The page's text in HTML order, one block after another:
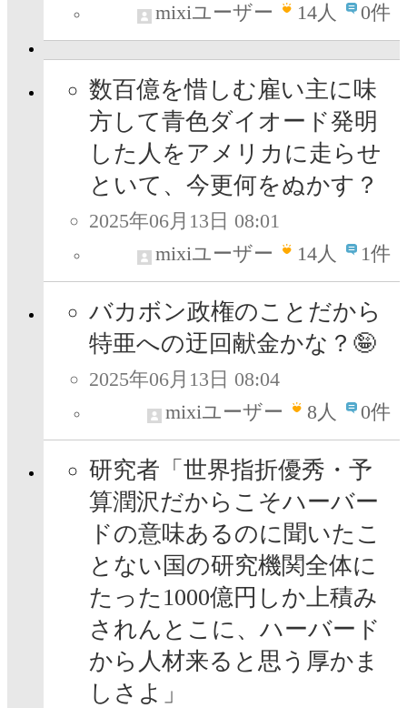
mixiユーザー
14人 0件
数百億を惜しむ雇い主に味
方して青色ダイオード発明
した人をアメリカに走らせ
といて、今更何をぬかす？
2025年06月13日 08:01
mixiユーザー
14人 1件
バカボン政権のことだから
特亜への迂回献金かな？🤪
2025年06月13日 08:04
mixiユーザー
8人 0件
研究者「世界指折優秀・予
算潤沢だからこそハーバー
ドの意味あるのに聞いたこ
とない国の研究機関全体に
たった1000億円しか上積み
されんとこに、ハーバード
から人材来ると思う厚かま
しさよ」